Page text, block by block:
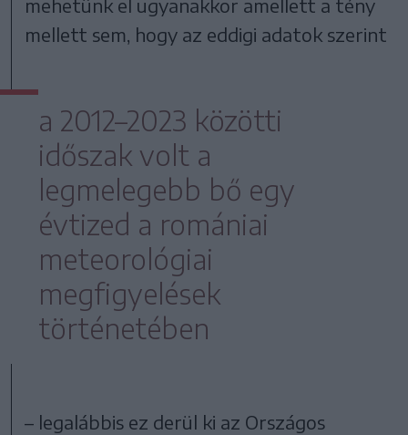
mehetünk el ugyanakkor amellett a tény
mellett sem, hogy az eddigi adatok szerint
a 2012–2023 közötti
időszak volt a
legmelegebb bő egy
évtized a romániai
meteorológiai
megfigyelések
történetében
– legalábbis ez derül ki az Országos